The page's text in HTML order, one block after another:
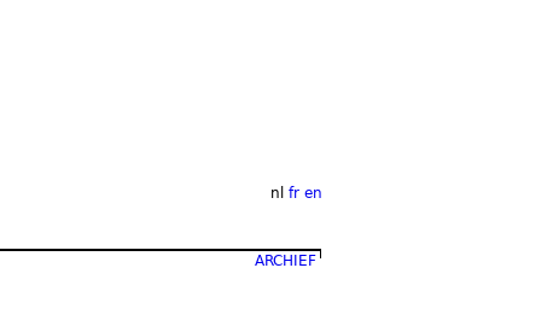
nl fr en
ARCHIEF